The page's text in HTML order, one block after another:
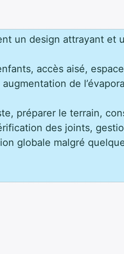
un design attrayant et
accès aisé,
de
préparer le terrain,
des joints,
globale malgré